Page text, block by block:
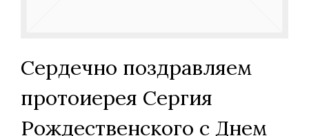
Сердечно поздравляем
протоиерея Сергия
Рождественского с Днем